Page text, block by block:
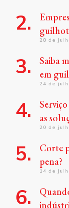
28 de
Saiba
em
24 de
as
20 de
Corte
pena?
14 de